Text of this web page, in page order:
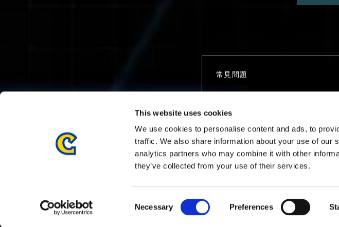
This website uses cookies
We use cookies to personalise content and ads, to
traffic. We also share information about your use of our
analytics partners who may combine it with other
they’ve collected from your use of their services.
Selection
Necessary Preferences
常見問題